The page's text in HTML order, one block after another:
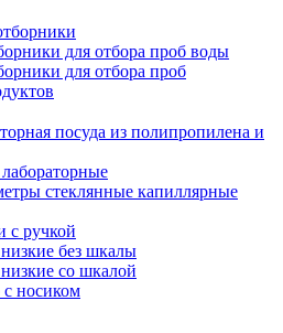
для отбора проб воды
для отбора проб
посуда из полипропилена и
стеклянные капиллярные
с ручкой
без шкалы
со шкалой
носиком